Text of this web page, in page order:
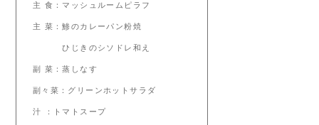
主 食：マッシュルームピラフ
主 菜：鯵のカレーパン粉焼
ひじきのシソドレ和え
副 菜：蒸しなす
副々菜：グリーンホットサラダ
汁 ：トマトスープ